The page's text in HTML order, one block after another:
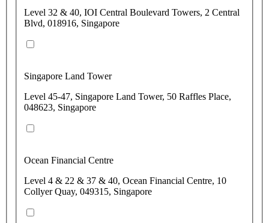
Level 32 & 40, IOI Central Boulevard Towers, 2 Central
Blvd, 018916, Singapore
Singapore Land Tower
Level 45-47, Singapore Land Tower, 50 Raffles Place,
048623, Singapore
Ocean Financial Centre
Level 4 & 22 & 37 & 40, Ocean Financial Centre, 10
Collyer Quay, 049315, Singapore